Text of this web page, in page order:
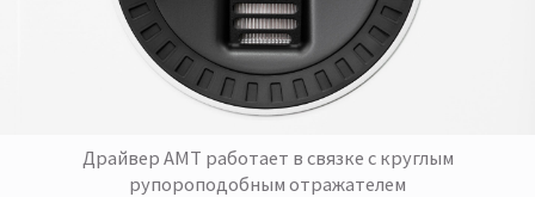
Драйвер AMT работает в связке с круглым
рупороподобным отражателем